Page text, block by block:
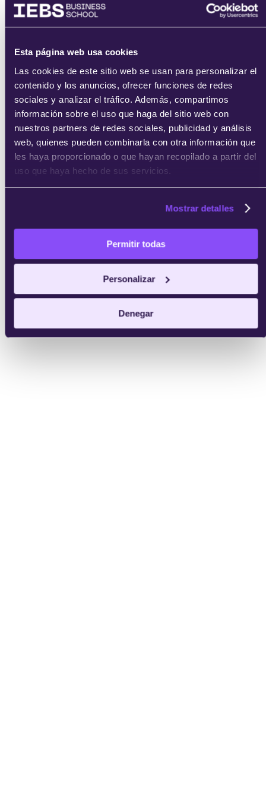
Esta página web usa cookies
Las cookies de este sitio web se usan para personalizar el
contenido y los anuncios, ofrecer funciones de redes
sociales y analizar el tráfico. Además, compartimos
información sobre el uso que haga del sitio web con
nuestros partners de redes sociales, publicidad y análisis
web, quienes pueden combinarla con otra información que
les haya proporcionado o que hayan recopilado a partir del
uso que haya hecho de sus servicios.
Mostrar detalles
Permitir todas
Personalizar
Denegar
He leído y aceptolostérminos del servicio
enviar